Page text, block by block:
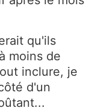
qu'ils
moins de
inclure, je
d'un